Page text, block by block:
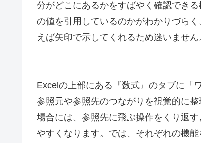
分がどこにあるかをすばやく確認でき
の値を引用しているのかがわかりづら
えば矢印で示してくれるため迷いません
Excelの上部にある『数式』のタブに「
参照元や参照先のつながりを視覚的に
場合には、参照先に飛ぶ操作をくり返
やすくなります。では、それぞれの機